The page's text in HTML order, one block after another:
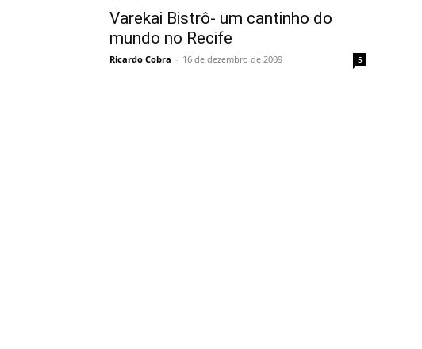
Varekai Bistrô- um cantinho do
mundo no Recife
Ricardo Cobra - 16 de dezembro de 2009 5